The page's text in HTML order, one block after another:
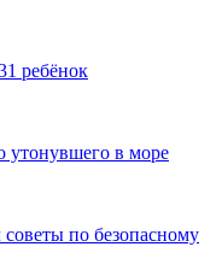
ребёнок
утонувшего в море
по безопасному